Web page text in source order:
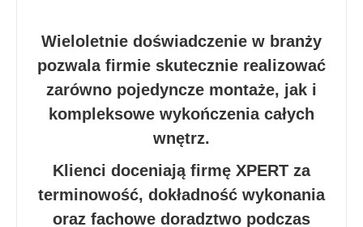
Wieloletnie doświadczenie w branży
pozwala firmie skutecznie realizować
zarówno pojedyncze montaże, jak i
kompleksowe wykończenia całych
wnętrz.
Klienci doceniają firmę XPERT za
terminowość, dokładność wykonania
oraz fachowe doradztwo podczas